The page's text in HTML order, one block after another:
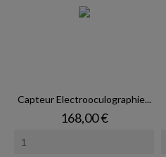
Capteur Electrooculographie...
Prix
168,00 €